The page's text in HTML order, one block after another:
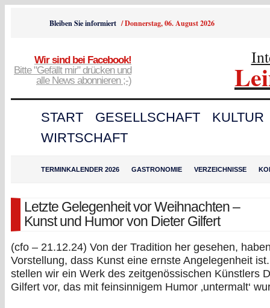
Bleiben Sie informiert /Donnerstag, 06. August 2026
Wir sind bei Facebook!
Bitte "Gefällt mir" drücken und
alle News abonnieren ;-)
START GESELLSCHAFT
KULTUR
WIRTSCHAFT
TERMINKALENDER 2026 GASTRONOMIE VERZEICHNISSE
Letzte Gelegenheit vor Weihnachten –
Kunst und Humor von Dieter Gilfert
(cfo – 21.12.24) Von der Tradition her gesehen,
Vorstellung, dass Kunst eine ernste Angelegenheit
stellen wir ein Werk des zeitgenössischen Künstlers
Gilfert vor, das mit feinsinnigem Humor ‚untermalt‘